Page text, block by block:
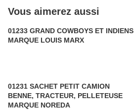
Vous aimerez aussi
01233 GRAND COWBOYS ET INDIENS
MARQUE LOUIS MARX
01231 SACHET PETIT CAMION
BENNE, TRACTEUR, PELLETEUSE
MARQUE NOREDA